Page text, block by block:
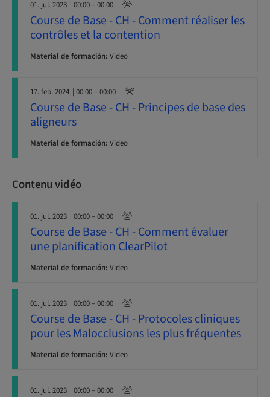
01. jul. 2023 | 00:00 – 00:00
Course de Base - CH - Comment réaliser les
contrôles et la contention
Material de formación: Video
17. feb. 2024 | 00:00 – 00:00
Course de Base - CH - Principes de base des
aligneurs
Material de formación: Video
Contenu vidéo
01. jul. 2023 | 00:00 – 00:00
Course de Base - CH - Comment évaluer
une planification ClearPilot
Material de formación: Video
01. jul. 2023 | 00:00 – 00:00
Course de Base - CH - Protocoles cliniques
pour les Malocclusions les plus fréquentes
Material de formación: Video
01. jul. 2023 | 00:00 – 00:00